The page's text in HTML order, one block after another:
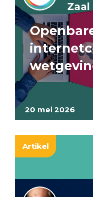
20 mei 2026
Zaal
Artikel